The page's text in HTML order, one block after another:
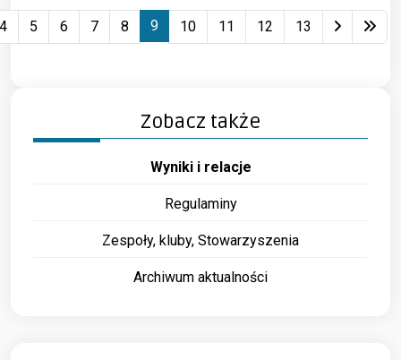
Zobacz także
Wyniki i relacje
Regulaminy
Zespoły, kluby, Stowarzyszenia
Archiwum aktualności
Strona 9 z 23
4 5 6 7 8 9 10 11 12 13